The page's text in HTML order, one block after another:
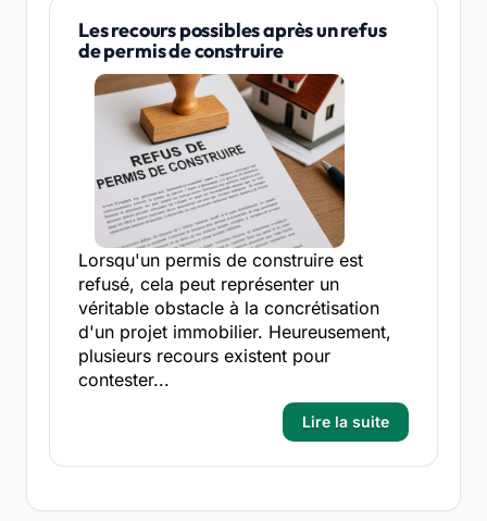
Les recours possibles après un refus
de permis de construire
Lorsqu'un permis de construire est
refusé, cela peut représenter un
véritable obstacle à la concrétisation
d'un projet immobilier. Heureusement,
plusieurs recours existent pour
contester...
Lire la suite